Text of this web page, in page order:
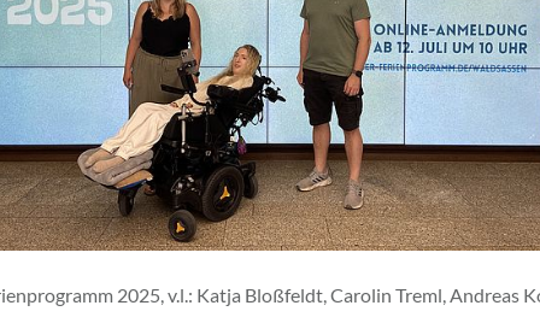
2025, v.l.: Katja Bloßfeldt, Carolin Treml, Andreas